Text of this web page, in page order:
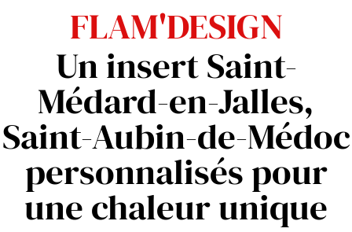
FLAM'DESIGN
Un insert Saint-
Médard-en-Jalles,
Saint-Aubin-de-Médoc
personnalisés pour
une chaleur unique